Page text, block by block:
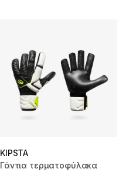
KIPSTA
Γάντια τερματοφύλακα